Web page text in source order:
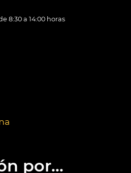
8:30 a 14:00 horas
por...